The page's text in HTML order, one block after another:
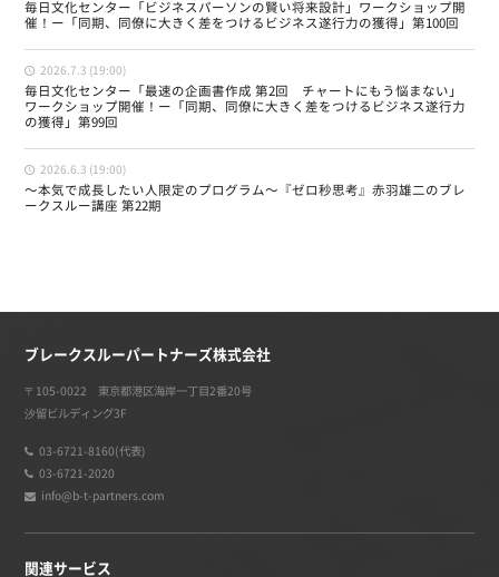
毎日文化センター「ビジネスパーソンの賢い将来設計」ワークショップ開
催！ー「同期、同僚に大きく差をつけるビジネス遂行力の獲得」第100回
2026.7.3 (19:00)
毎日文化センター「最速の企画書作成 第2回 チャートにもう悩まない」
ワークショップ開催！ー「同期、同僚に大きく差をつけるビジネス遂行力
の獲得」第99回
2026.6.3 (19:00)
〜本気で成長したい人限定のプログラム〜『ゼロ秒思考』赤羽雄二のブレ
ークスルー講座 第22期
ブレークスルーパートナーズ株式会社
〒105-0022 東京都港区海岸一丁目2番20号
汐留ビルディング3F
03-6721-8160(代表)
03-6721-2020
info@b-t-partners.com
関連サービス